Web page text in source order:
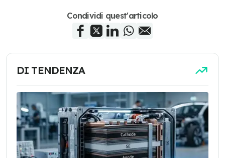
Condividi quest'articolo
DI TENDENZA